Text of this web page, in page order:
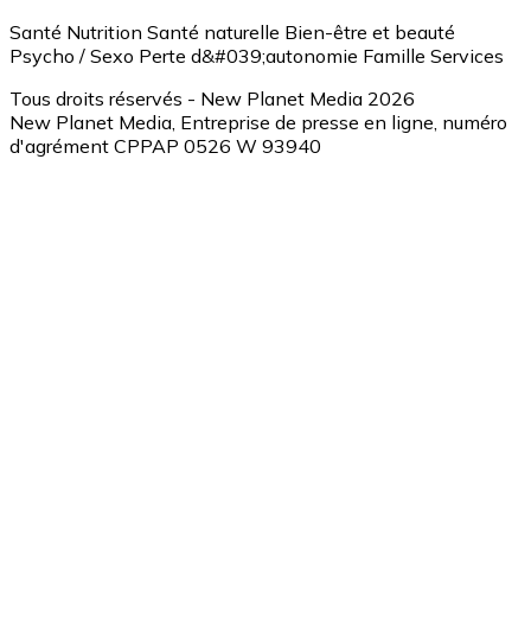
Santé Nutrition Santé naturelle Bien-être et beauté
Psycho / Sexo Perte d&#039;autonomie Famille Services
Tous droits réservés - New Planet Media 2026
New Planet Media, Entreprise de presse en ligne, numéro
d'agrément CPPAP 0526 W 93940